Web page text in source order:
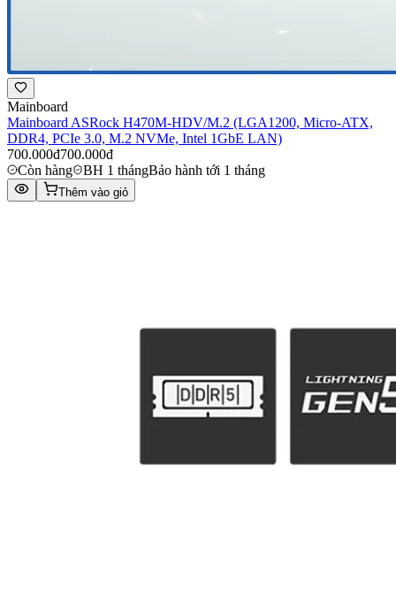
Mainboard
Mainboard ASRock H470M-HDV/M.2 (LGA1200, Micro-ATX,
DDR4, PCIe 3.0, M.2 NVMe, Intel 1GbE LAN)
700.000đ700.000đ
Còn hàng
BH 1 thángBảo hành tới 1 tháng
Thêm vào giỏ